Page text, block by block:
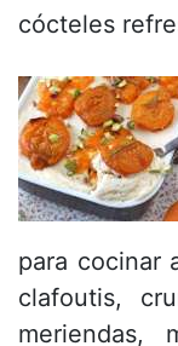
cócteles
para cocinar
clafoutis,
meriendas,